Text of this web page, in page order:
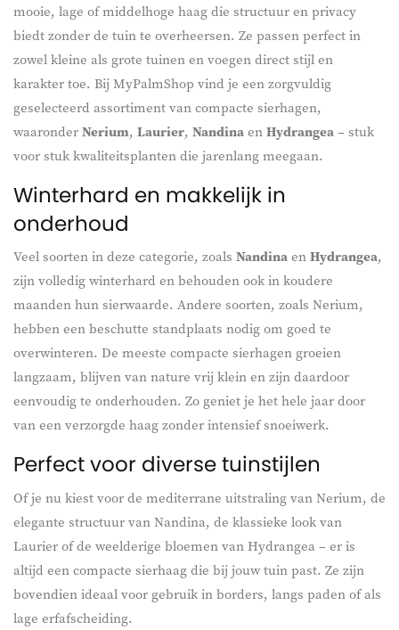
mooie, lage of middelhoge haag die structuur en privacy
biedt zonder de tuin te overheersen. Ze passen perfect in
zowel kleine als grote tuinen en voegen direct stijl en
karakter toe. Bij MyPalmShop vind je een zorgvuldig
geselecteerd assortiment van compacte sierhagen,
waaronderNerium, Laurier, NandinaenHydrangea– stuk
voor stuk kwaliteitsplanten die jarenlang meegaan.
Winterhard en makkelijk in
onderhoud
Veel soorten in deze categorie, zoals NandinaenHydrangea,
zijn volledig winterhard en behouden ook in koudere
maanden hun sierwaarde. Andere soorten, zoals Nerium,
hebben een beschutte standplaats nodig om goed te
overwinteren. De meeste compacte sierhagen groeien
langzaam, blijven van nature vrij klein en zijn daardoor
eenvoudig te onderhouden. Zo geniet je het hele jaar door
van een verzorgde haag zonder intensief snoeiwerk.
Perfect voor diverse tuinstijlen
Of je nu kiest voor de mediterrane uitstraling van Nerium, de
elegante structuur van Nandina, de klassieke look van
Laurier of de weelderige bloemen van Hydrangea – er is
altijd een compacte sierhaag die bij jouw tuin past. Ze zijn
bovendien ideaal voor gebruik in borders, langs paden of als
lage erfafscheiding.